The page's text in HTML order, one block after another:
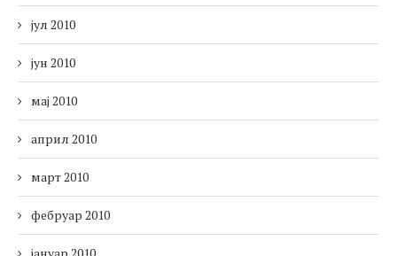
јул 2010
јун 2010
мај 2010
април 2010
март 2010
фебруар 2010